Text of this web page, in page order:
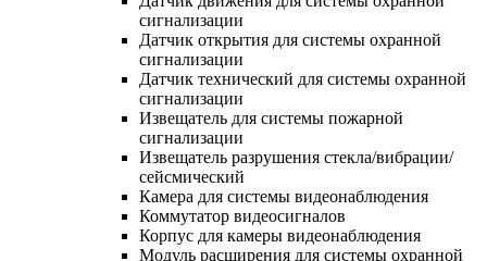
сигнализации
Датчик открытия для системы охранной
сигнализации
Датчик технический для системы охранной
сигнализации
Извещатель для системы пожарной
сигнализации
Извещатель разрушения стекла/вибрации/
сейсмический
Камера для системы видеонаблюдения
Коммутатор видеосигналов
Корпус для камеры видеонаблюдения
Модуль расширения для системы охранной